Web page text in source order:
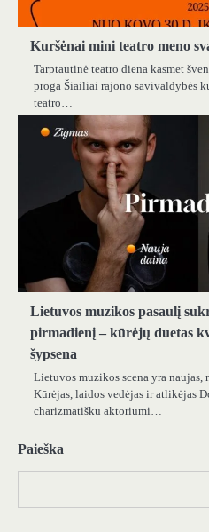
Kuršėnai mini teatro meno
Tarptautinė teatro diena kasmet
proga Šiailiai rajono savivaldybės
teatro…
Lietuvos muzikos pasaulį
pirmadienį – kūrėjų duetas
šypsena
Lietuvos muzikos scena yra naujas,
Kūrėjas, laidos vedėjas ir atlikėjas
charizmatišku aktoriumi…
Paieška